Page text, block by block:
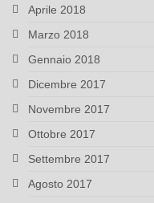
Aprile 2018
Marzo 2018
Gennaio 2018
Dicembre 2017
Novembre 2017
Ottobre 2017
Settembre 2017
Agosto 2017